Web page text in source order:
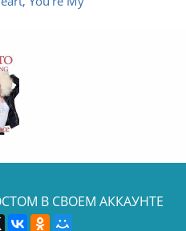
В СВОЕМ АККАУНТЕ